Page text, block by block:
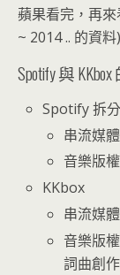
蘋果看完，再
~ 2014 .. 的資料)
Spotify 與
Spotify 拆
串流媒
音樂版
KKbox
串流媒
音樂版
詞曲創